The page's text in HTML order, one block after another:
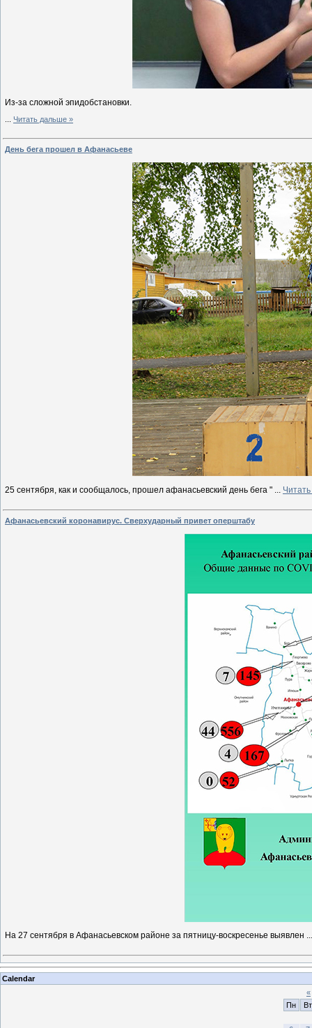
Из-за сложной эпидобстановки.
Читать дальше »
День бега прошел в Афанасьеве
25 сентября, как и сообщалось, прошел афанасьевский день бега "
Афанасьевский коронавирус. Сверхударный привет оперштабу
На 27 сентября в Афанасьевском районе за пятницу-воскресенье выявлен
Calendar
«
Пн
Вт